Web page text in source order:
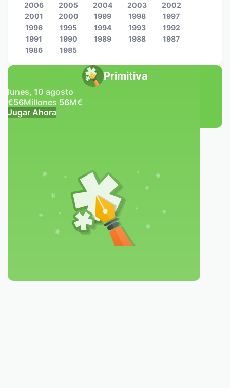
Primitiva
lunes, 10 agosto
€56Millones 56M€
Jugar Ahora
2006
2005 2004 2003
2002
2001
2000 1999 1998
1997
1996
1995 1994 1993
1992
1991
1990 1989 1988
1987
1986
1985